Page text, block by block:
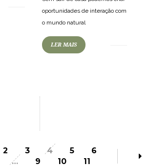
oportunidades de interação com
o mundo natural
LER MAIS
2 3 4 5
6
… 9 10 11